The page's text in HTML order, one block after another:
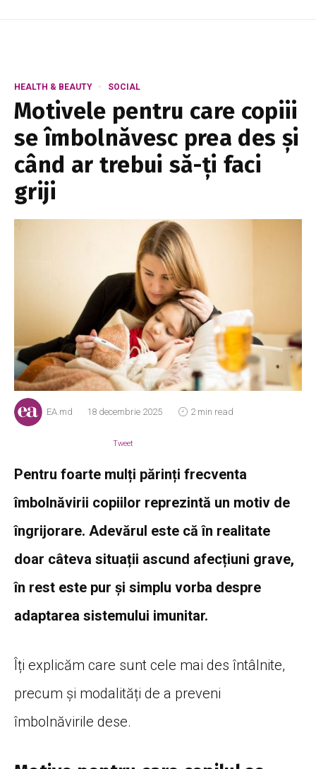
HEALTH & BEAUTY SOCIAL
Motivele pentru care copiii
se îmbolnăvesc prea des și
când ar trebui să-ți faci
griji
EA.md 18 decembrie 2025 2 min read
Tweet
Pentru foarte mulți părinți frecventa
îmbolnăvirii copiilor reprezintă un motiv de
îngrijorare. Adevărul este că în realitate
doar câteva situații ascund afecțiuni grave,
în rest este pur și simplu vorba despre
adaptarea sistemului imunitar.
Îți explicăm care sunt cele mai des întâlnite,
precum și modalități de a preveni
îmbolnăvirile dese.